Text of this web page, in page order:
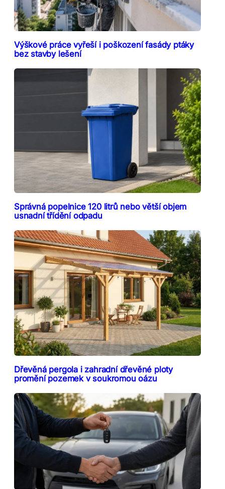
Výškové práce vyřeší i poškození fasády ptáky
bez stavby lešení
Správná popelnice 120 litrů nebo větší objem
usnadní třídění odpadu
Dřevěná pergola i zahradní dřevěné ploty
promění pozemek v soukromou oázu